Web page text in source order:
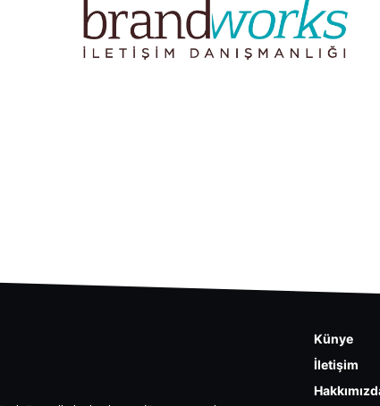
Künye
İletişim